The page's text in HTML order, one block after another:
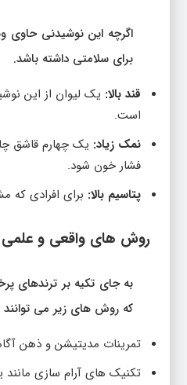
اگرچه این نوشیدنی حاوی
برای سلامتی داشته باشد.
قند بالا:
است.
نمک زیاد:
فشار خون شود.
پتاسیم بالا: برای افرادی که
روش‌ های واقعی و
به جای تکیه بر ترندهای
که روش‌ های زیر می‌
تمرینات مدیتیشن و ذهن‌
تکنیک‌ های آرام‌ سازی